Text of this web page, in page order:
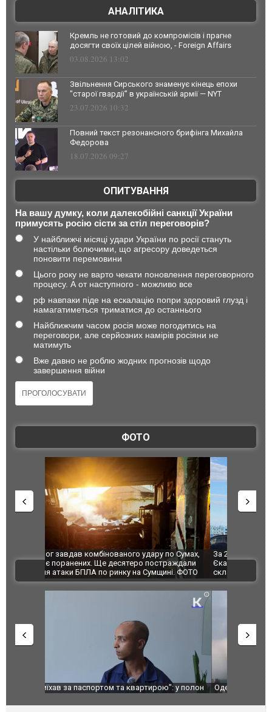
АНАЛІТИКА
Кремль не готовий до компромісів і прагне
досягти своїх цілей війною, - Foreign Affairs
03.08.2026 13:02
Звільнення Сирського знаменує кінець епохи
"старої гвардії" в українській армії — NYT
23.07.2026 10:32
Повний текст резонансного брифінга Михайла
Федорова
18.07.2026 09:27
ОПИТУВАННЯ
На вашу думку, коли далекобійні санкції України
примусять росію сісти за стіл переговорів?
У найближчі місяці удари України по росії стануть
настільки болючими, що агресору доведеться
поновити перемовини
Цього року не варто чекати поновлення переговорного
процесу. А от наступного - можливо все
рф навпаки піде на ескалацію попри здоровий глузд і
намагатиметься триматися до останнього
Найближчим часом росія може погодитись на
переговори, але серйозних намірів росіяни не
матимуть
Вже давно не роблю жодних прогнозів щодо
завершення війни
ФОТО
За 2000 кілометрів від кордону з Україною: в
Єкатеринбурзі після атаки дронів загорівся
склад Wildberries. ФОТО. ВІДЕО
"Мої
ВІДЕО
Одесу накрила потужна злива з градом та
Вже